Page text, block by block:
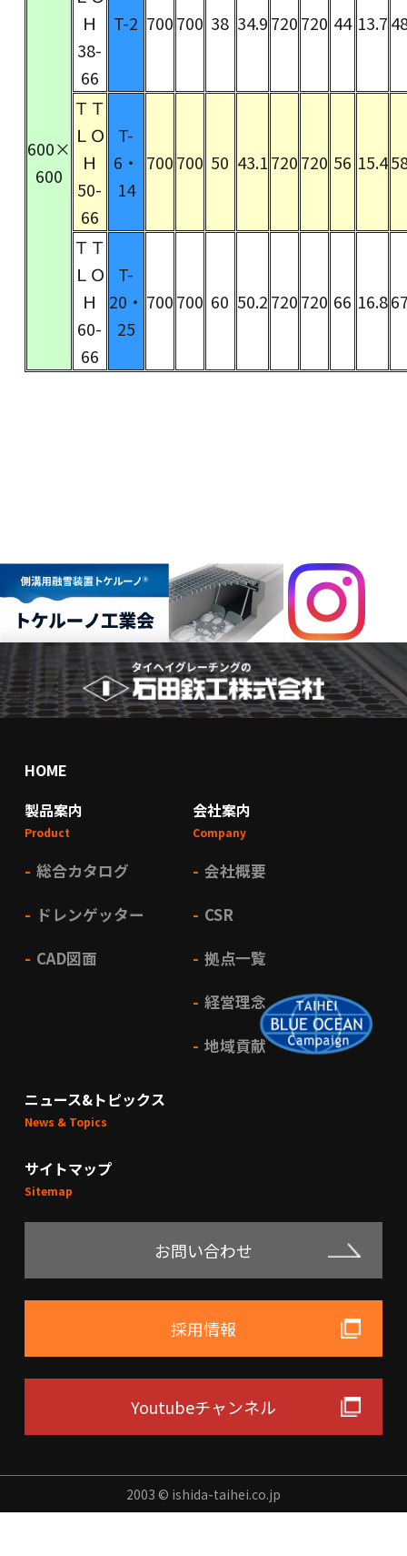
600×
600
Ｈ
38-
66
T-2 700700 38 34.9720720 44 13.7
ＴＴ
ＬＯ
Ｈ
50-
66
T-
6・
14
700700 50 43.1720720 56 15.4
ＴＴ
ＬＯ
Ｈ
60-
66
T-
20・
25
700700 60 50.2720720 66 16.8
HOME
製品案内
Product
総合カタログ
ドレンゲッター
CAD図面
会社案内
Company
会社概要
CSR
拠点一覧
経営理念
地域貢献
ニュース&トピックス
News & Topics
サイトマップ
Sitemap
お問い合わせ
採用情報
Youtubeチャンネル
2003 © ishida-taihei.co.jp